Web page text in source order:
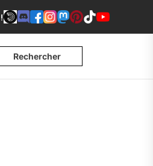
Rechercher